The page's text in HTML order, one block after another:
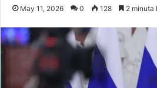
May 11, 2026 0 128 2 minuta